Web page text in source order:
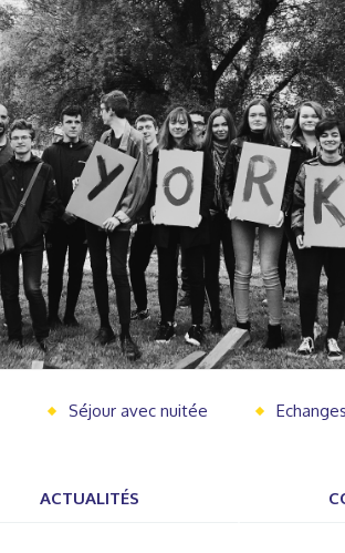
Séjour avec nuitée
ACTUALITÉS